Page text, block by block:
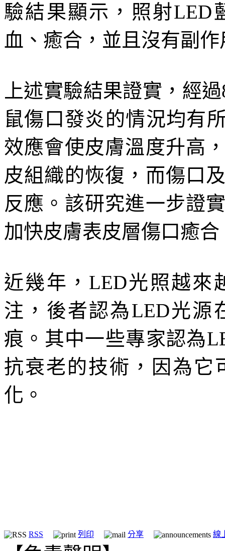
驗結果顯示，照射LED
血、癒合，並且沒有副作
上述實驗結果證實，經
鼠傷口發炎的情況均有
效應會使皮膚溫度升高
皮組織的恢復，而傷口
反應。該研究進一步證
加快皮膚表皮層傷口癒
近幾年，LED光照越來
注，後者認為LED光源
痕。其中一些專家認為
抗衰老的技術，因為它
化。
RSS 列印 分享 線